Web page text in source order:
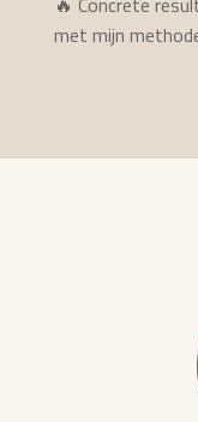
met mijn